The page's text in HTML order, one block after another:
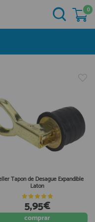
aquí
0
Tapon de Desague Expandible
Laton
5,95€
comprar